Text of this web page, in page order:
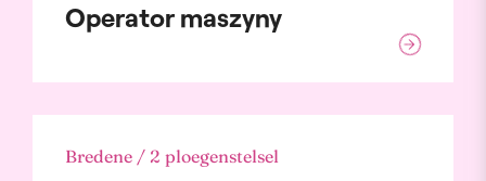
Operator maszyny
Bredene / 2 ploegenstelsel